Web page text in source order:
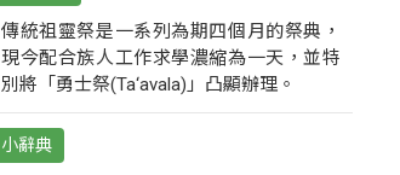
傳統祖靈祭是一系列為期四個月的祭典，
現今配合族人工作求學濃縮為一天，並特
別將「勇士祭(Ta‘avala)」凸顯辦理。
小辭典